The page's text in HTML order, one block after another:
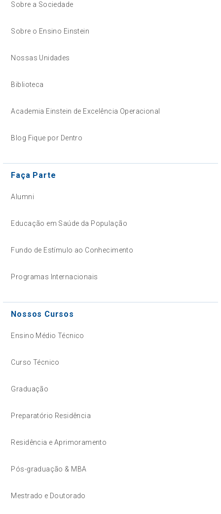
Sobre a Sociedade
Sobre o Ensino Einstein
Nossas Unidades
Biblioteca
Academia Einstein de Excelência Operacional
Blog Fique por Dentro
Faça Parte
Alumni
Educação em Saúde da População
Fundo de Estímulo ao Conhecimento
Programas Internacionais
Nossos Cursos
Ensino Médio Técnico
Curso Técnico
Graduação
Preparatório Residência
Residência e Aprimoramento
Pós-graduação & MBA
Mestrado e Doutorado